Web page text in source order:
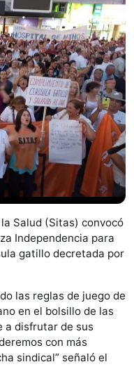
Salud (Sitas) convocó
Independencia para
gatillo decretada por
las reglas de juego de
en el bolsillo de las
a disfrutar de sus
con más
sindical” señaló el